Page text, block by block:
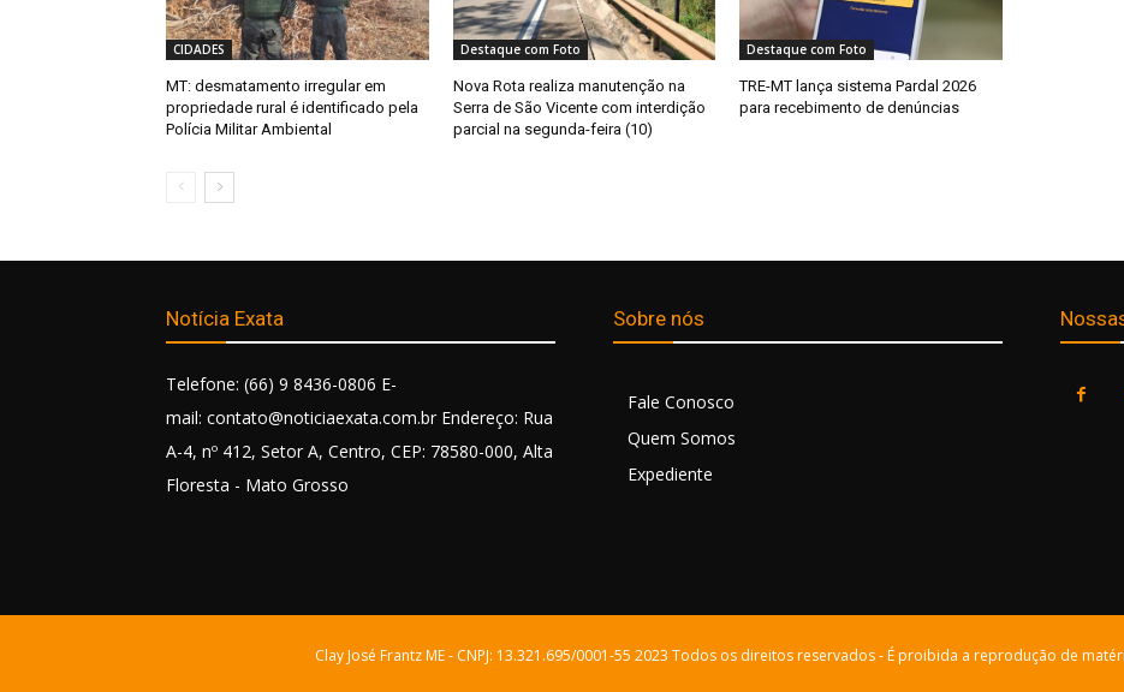
CIDADES
MT: desmatamento irregular em
propriedade rural é identificado pela
Polícia Militar Ambiental
Destaque com Foto
Nova Rota realiza manutenção na
Serra de São Vicente com interdição
parcial na segunda-feira (10)
Destaque com Foto
TRE-MT lança sistema Pardal 2026
para recebimento de denúncias
Notícia Exata
Telefone: (66) 9 8436-0806 E-
mail: contato@noticiaexata.com.br Endereço: Rua
A-4, nº 412, Setor A, Centro, CEP: 78580-000, Alta
Floresta - Mato Grosso
Sobre nós
Fale Conosco
Quem Somos
Expediente
Clay José Frantz ME - CNPJ: 13.321.695/0001-55 2023 Todos os direitos reservados - É proibida a reprodução de